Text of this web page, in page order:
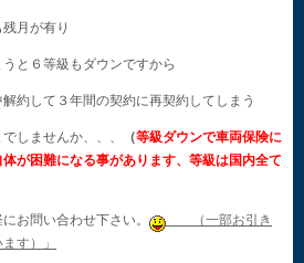
月が有り
と６等級もダウンですから
約して３年間の契約に再契約してしまう
しませんか、、、 （等級ダウンで車両保険に
が困難になる事があります、等級は国内全て
お問い合わせ下さい。
（一部お引き
す）」